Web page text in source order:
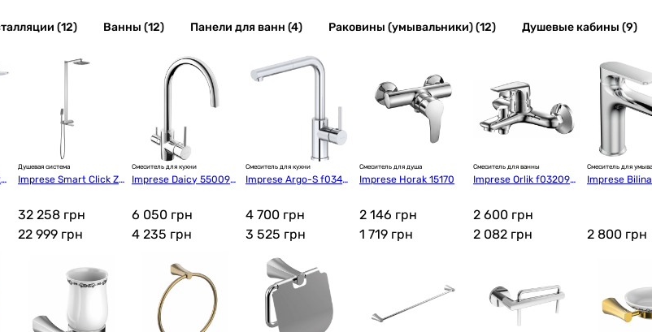
(12) Ванны (12) Панели для ванн (4) Раковины (умывальники) (12) Душевые кабины (9)
Душевая система
Imprese Smart Click Z
32 258 грн
22 999 грн
Смеситель для кухни
Imprese Daicy 55009-
6 050 грн
4 235 грн
Смеситель для кухни
Imprese Argo-S f0340
4 700 грн
3 525 грн
Смеситель для душа
Imprese Horak 15170
2 146 грн
1 719 грн
Смеситель для ванны
Imprese Orlik f032094
2 600 грн
2 082 грн
Смеситель для
Imprese
2 800 грн